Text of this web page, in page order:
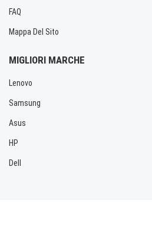
FAQ
Mappa Del Sito
MIGLIORI MARCHE
Lenovo
Samsung
Asus
HP
Dell